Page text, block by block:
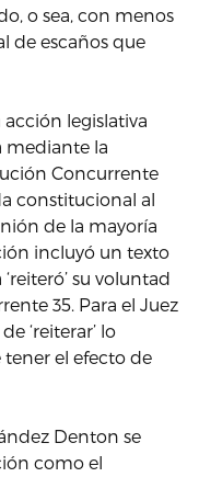
o sea, con menos
de escaños que
legislativa
mediante la
Concurrente
constitucional al
de la mayoría
incluyó un texto
su voluntad
35. Para el Juez
‘reiterar’ lo
el efecto de
Denton se
como el